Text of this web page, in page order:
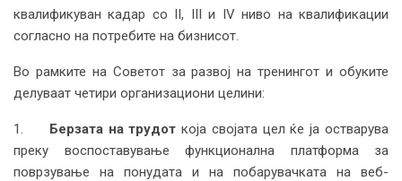
квалификуван кадар со II, III и IV ниво на квалификации
согласно на потребите на бизнисот.
Во рамките на Советот за развој на тренингот и обуките
делуваат четири организациони целини:
1. Берзата на трудот која својата цел ќе ја остварува
преку воспоставување функционална платформа за
поврзување на понудата и на побарувачката на веб-